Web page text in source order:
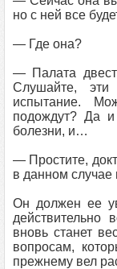
но с ней все
— Где она?
— Палата
Слушайте,
испытание.
подождут? Да
болезни, и…
— Простите,
в данном случае
Он должен ее
вновь станет
вопросам,
прежнему вел